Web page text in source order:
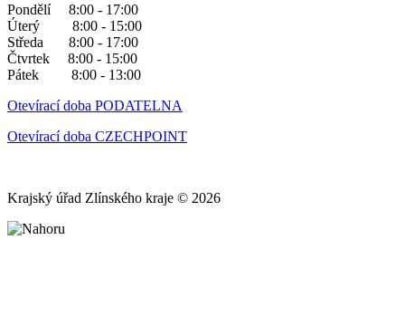
Pondělí 8:00 - 17:00
Úterý 8:00 - 15:00
Středa 8:00 - 17:00
Čtvrtek 8:00 - 15:00
Pátek 8:00 - 13:00
Otevírací doba PODATELNA
Otevírací doba CZECHPOINT
Krajský úřad Zlínského kraje © 2026